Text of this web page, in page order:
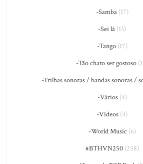
-Samba(17)
-Sei lá (13)
-Tango(17)
-Tão chato ser gostoso
-Trilhas sonoras / bandas sonoras /
-Vários(4)
-Vídeos (4)
-World Music (6)
#BTHVN250(258)